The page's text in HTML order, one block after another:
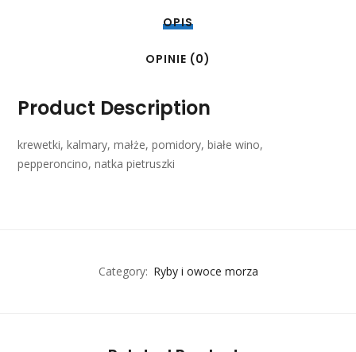
OPIS
OPINIE (0)
Product Description
krewetki, kalmary, małże, pomidory, białe wino,
pepperoncino, natka pietruszki
Category: Ryby i owoce morza